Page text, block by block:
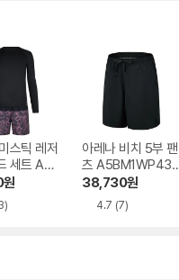
스틱 레저
세트 A3B
BLK
원
아레나 비치 5부 팬
츠 A5BM1WP43B
LK
38,730원
4.7 (7)